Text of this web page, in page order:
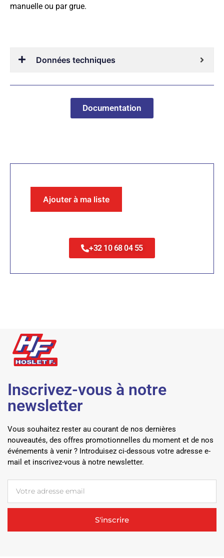
manuelle ou par grue.
Données techniques
Documentation
Ajouter à ma liste
+32 10 68 04 55
Inscrivez-vous à notre
newsletter
Vous souhaitez rester au courant de nos dernières
nouveautés, des offres promotionnelles du moment et de nos
événements à venir ? Introduisez ci-dessous votre adresse e-
mail et inscrivez-vous à notre newsletter.
S'inscrire